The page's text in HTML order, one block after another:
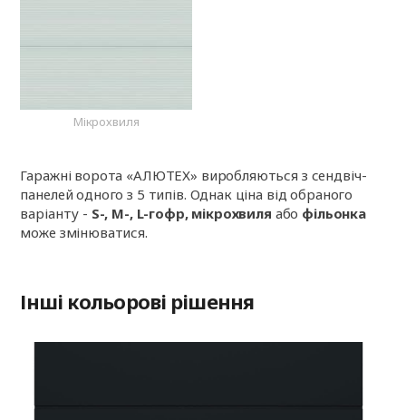
Мікрохвиля
Гаражні ворота «АЛЮТЕХ» виробляються з сендвіч-
панелей одного з 5 типів. Однак ціна від обраного
варіанту - S-, M-, L-гофр, мікрохвиля або фільонка
може змінюватися.
Інші кольорові рішення